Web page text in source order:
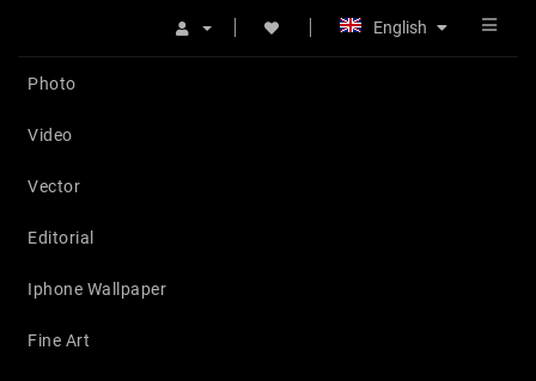
English
Photo
Video
Vector
Editorial
Iphone Wallpaper
Fine Art